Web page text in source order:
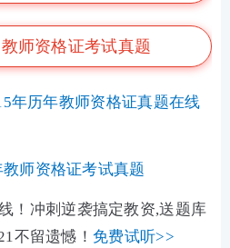
师资格证考试真题
年历年教师资格证真题在线
师资格证考试真题
！冲刺逆袭搞定教资,送题库
不留遗憾！ 免费试听>>